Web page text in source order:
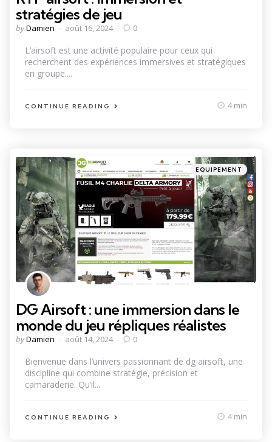
stratégies de jeu
Posted
byDamien août 16, 2024 0
L’airsoft est une activité populaire pour ceux qui
recherchent des expériences immersives et stratégiques
en groupe....
CONTINUE READING 4 min
Categories
Posted
in
EQUIPEMENT
DG Airsoft : une immersion dans le
monde du jeu répliques réalistes
Posted
byDamien août 14, 2024 0
Bienvenue dans l’univers passionnant de dg airsoft, une
discipline qui combine stratégie, précision et
camaraderie. Qu’il...
CONTINUE READING 4 min